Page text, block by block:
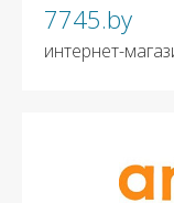
7745.by
интернет-